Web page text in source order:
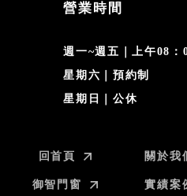
營業時間
週一~週五｜上午08：
星期六｜預約制
星期日｜公休
回首頁 關於我
御智門窗 實績案